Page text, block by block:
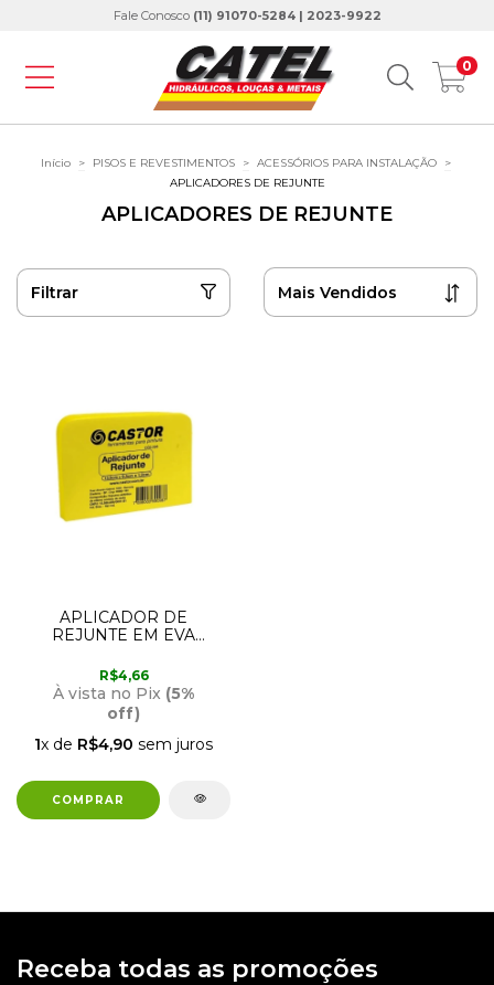
Fale Conosco (11) 91070-5284 | 2023-9922
0
Início > PISOS E REVESTIMENTOS > ACESSÓRIOS PARA INSTALAÇÃO
>
APLICADORES DE REJUNTE
APLICADORES DE REJUNTE
Filtrar
APLICADOR DE
REJUNTE EM EVA
R$4,66
À vista no Pix (5%
off)
1x de R$4,90 sem juros
Receba todas as promoções